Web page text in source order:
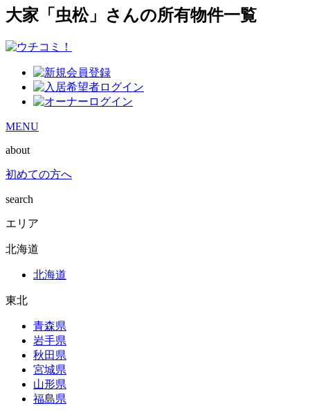
大家「虫松」さんの所有物件一覧
MENU
about
初めての方へ
search
エリア
北海道
北海道
東北
青森県
岩手県
秋田県
宮城県
山形県
福島県